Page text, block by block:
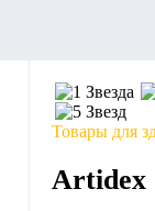
Товары для
Artidex